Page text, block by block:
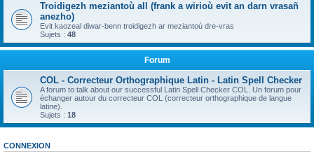
Troidigezh meziantoù all (frank a wirioù evit an darn vrasañ
anezho)
Evit kaozeal diwar-benn troidigezh ar meziantoù dre-vras
Sujets : 48
Forum
COL - Correcteur Orthographique Latin - Latin Spell Checker
A forum to talk about our successful Latin Spell Checker COL. Un forum pour
échanger autour du correcteur COL (correcteur orthographique de langue
latine).
Sujets : 18
CONNEXION